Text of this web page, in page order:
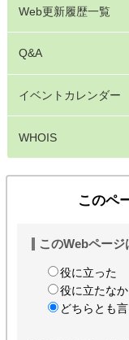
Web更新履歴一覧
Q&A
イベントカレンダー
WHOIS
このペ
このWebページ
役に立った
役に立たな
どちらとも